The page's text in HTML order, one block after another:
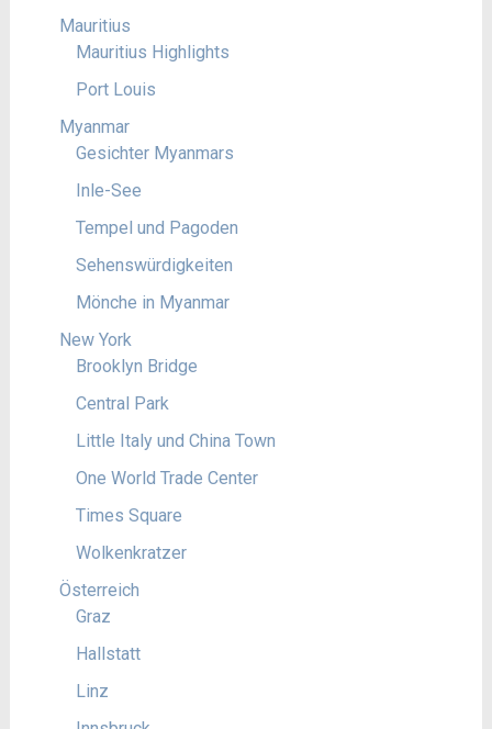
Mauritius
Mauritius Highlights
Port Louis
Myanmar
Gesichter Myanmars
Inle-See
Tempel und Pagoden
Sehenswürdigkeiten
Mönche in Myanmar
New York
Brooklyn Bridge
Central Park
Little Italy und China Town
One World Trade Center
Times Square
Wolkenkratzer
Österreich
Graz
Hallstatt
Linz